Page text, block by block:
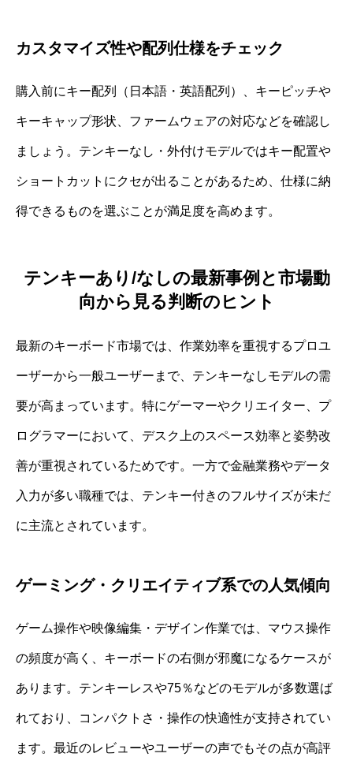
カスタマイズ性や配列仕様をチェック
購入前にキー配列（日本語・英語配列）、キーピッチや
キーキャップ形状、ファームウェアの対応などを確認し
ましょう。テンキーなし・外付けモデルではキー配置や
ショートカットにクセが出ることがあるため、仕様に納
得できるものを選ぶことが満足度を高めます。
テンキーあり/なしの最新事例と市場動
向から見る判断のヒント
最新のキーボード市場では、作業効率を重視するプロユ
ーザーから一般ユーザーまで、テンキーなしモデルの需
要が高まっています。特にゲーマーやクリエイター、プ
ログラマーにおいて、デスク上のスペース効率と姿勢改
善が重視されているためです。一方で金融業務やデータ
入力が多い職種では、テンキー付きのフルサイズが未だ
に主流とされています。
ゲーミング・クリエイティブ系での人気傾向
ゲーム操作や映像編集・デザイン作業では、マウス操作
の頻度が高く、キーボードの右側が邪魔になるケースが
あります。テンキーレスや75％などのモデルが多数選ば
れており、コンパクトさ・操作の快適性が支持されてい
ます。最近のレビューやユーザーの声でもその点が高評